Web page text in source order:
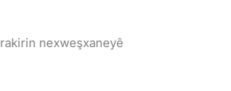
nexweşxaneyê